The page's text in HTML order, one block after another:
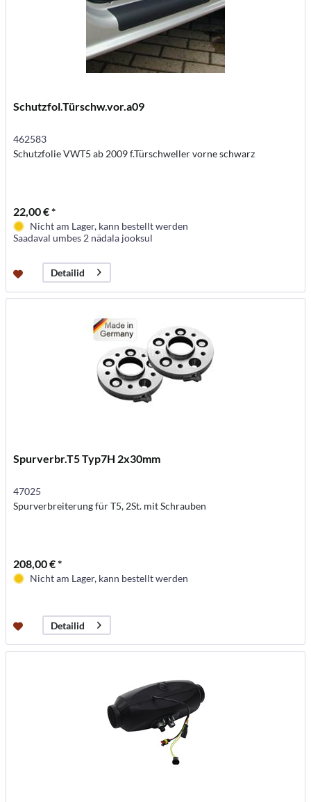
Schutzfol.Türschw.vor.a09
462583
Schutzfolie VWT5 ab 2009 f.Türschweller vorne schwarz
22,00 € *
Nicht am Lager, kann bestellt werden
Saadaval umbes 2 nädala jooksul
Detailid
Spurverbr.T5 Typ7H 2x30mm
47025
Spurverbreiterung für T5, 2St. mit Schrauben
208,00 € *
Nicht am Lager, kann bestellt werden
Detailid